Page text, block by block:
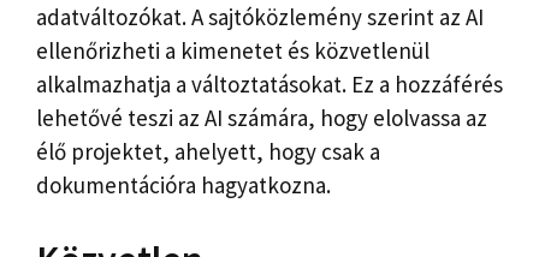
adatváltozókat. A sajtóközlemény szerint az AI
ellenőrizheti a kimenetet és közvetlenül
alkalmazhatja a változtatásokat. Ez a hozzáférés
lehetővé teszi az AI számára, hogy elolvassa az
élő projektet, ahelyett, hogy csak a
dokumentációra hagyatkozna.